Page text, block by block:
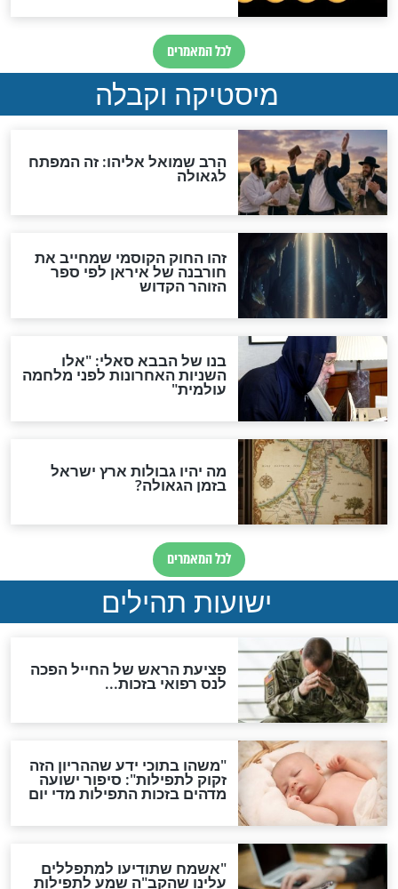
"לפני הגאולה תהיה אפיקורסות
והכחשה גדולה מאוד של
האמונה"
האם לאחר בוא המשיח יהיה
אפשר לחזור בתשובה?
לכל המאמרים
להמתקת הדינים וביטול
גזרות
סגולת ע"ב שמות הקודש
תפילה סגולית להמתקת
הדינים